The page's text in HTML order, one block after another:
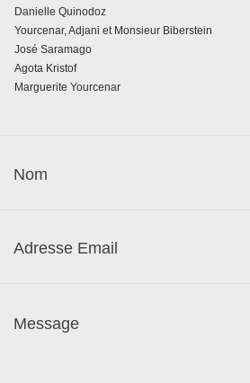
Danielle Quinodoz
Yourcenar, Adjani et Monsieur Biberstein
José Saramago
Agota Kristof
Marguerite Yourcenar